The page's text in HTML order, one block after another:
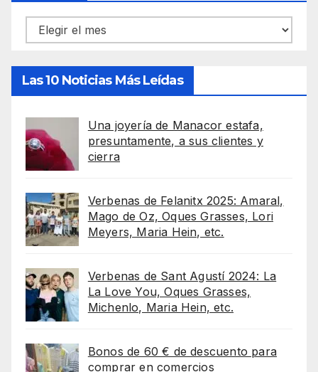
Archivos
Las 10 Noticias Más Leídas
Una joyería de Manacor estafa,
presuntamente, a sus clientes y
cierra
Verbenas de Felanitx 2025: Amaral,
Mago de Oz, Oques Grasses, Lori
Meyers, Maria Hein, etc.
Verbenas de Sant Agustí 2024: La
La Love You, Oques Grasses,
Michenlo, Maria Hein, etc.
Bonos de 60 € de descuento para
comprar en comercios